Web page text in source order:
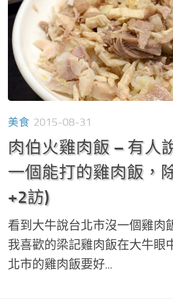
美食 2015-08-31
肉伯火雞肉飯 – 有人
一個能打的雞肉飯，
+2訪)
看到大牛說台北市沒一個雞肉
我喜歡的梁記雞肉飯在大牛眼
北市的雞肉飯要好...